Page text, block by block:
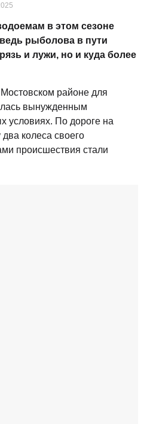
в этом сезоне
ведь рыболова в пути
и лужи, но и куда более
районе для
вынужденным
условиях. По дороге на
колеса своего
происшествия стали